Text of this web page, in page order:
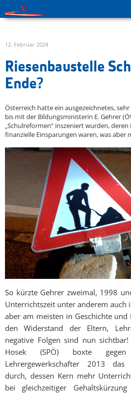
zur Hauptnavigation springen
zum Inhalt springen
12. Februar 2024
Riesenbaustelle
Ende?
Österreich hatte ein ausgezeichnetes,
bis mit der Bildungsministerin E. Gehrer
„Schulreformen“ inszeniert wurden,
finanzielle Einsparungen waren, was aber
So kürzte Gehrer zweimal, 1998
Unterrichtszeit unter anderem auch
aber am meisten in Geschichte und
den Widerstand der Eltern,
negative Folgen sind nun
Hosek (SPÖ) boxte
Lehrergewerkschafter 2013 das
durch, dessen Kern mehr
bei gleichzeitiger